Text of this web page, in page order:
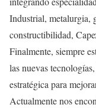
Industrial, metalurgia,
constructibilidad,
Finalmente, siempre
las nuevas
estratégica para
Actualmente nos